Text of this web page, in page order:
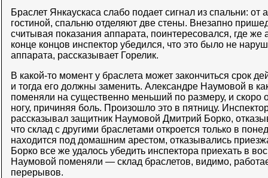
Браслет Янкаускаса слабо подает сигнал из спальни: от
гостиной, спальню отделяют две стены. Внезапно
считывая показания аппарата, поинтересовался, где
конце концов инспектор убедился, что это было не
аппарата, рассказывает Горелик.
В какой-то момент у браслета может закончиться срок
и тогда его должны заменить. Александре Наумовой в
поменяли на существенно меньший по размеру, и скоро
ногу, причиняя боль. Произошло это в пятницу.
рассказывал защитник Наумовой Дмитрий Борко,
что склад с другими браслетами откроется только в
находится под домашним арестом, отказывались
Борко все же удалось убедить инспектора приехать в
Наумовой поменяли — склад браслетов, видимо,
перерывов.